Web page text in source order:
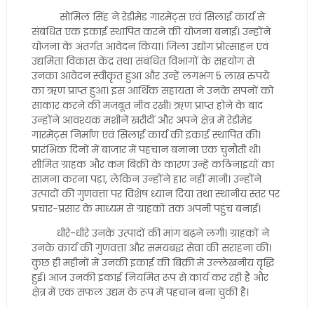
सोमिल सिंह ने रेडीमेड गारमेंट्स एवं सिलाई कार्य से
संबंधित एक इकाई स्थापित करने की योजना बनाई। उन्होंने
योजना के अंतर्गत आवेदन किया। जिला उद्योग प्रोत्साहन एवं
उद्यमिता विकास केंद्र तथा संबंधित विभागों के सहयोग से
उनका आवेदन स्वीकृत हुआ और उन्हें लगभग 5 लाख रुपये
का ऋण प्राप्त हुआ। इस आर्थिक सहायता ने उनके सपनों को
साकार करने की मजबूत नींव रखी। ऋण प्राप्त होने के बाद
उन्होंने आवश्यक मशीनें खरीदीं और अपने क्षेत्र में रेडीमेड
गारमेंट्स निर्माण एवं सिलाई कार्य की इकाई स्थापित की।
प्रारंभिक दिनों में बाजार में पहचान बनाना एक चुनौती थी।
सीमित ग्राहक और कम बिक्री के कारण उन्हें कठिनाइयों का
सामना करना पड़ा, लेकिन उन्होंने हार नहीं मानी। उन्होंने
उत्पादों की गुणवत्ता पर विशेष ध्यान दिया तथा स्थानीय स्तर पर
प्रचार-प्रसार के माध्यम से ग्राहकों तक अपनी पहुंच बनाई।
धीरे-धीरे उनके उत्पादों की मांग बढ़ने लगी। ग्राहकों ने
उनके कार्य की गुणवत्ता और समयबद्ध सेवा की सराहना की।
कुछ ही महीनों में उनकी इकाई की बिक्री में उल्लेखनीय वृद्धि
हुई। आज उनकी इकाई नियमित रूप से कार्य कर रही है और
क्षेत्र में एक सफल उद्यम के रूप में पहचान बना चुकी है।